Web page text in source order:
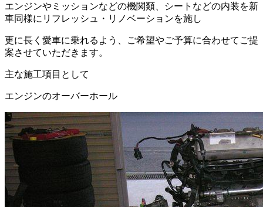
エンジンやミッションなどの機関類、シートなどの内装を新
車同様にリフレッシュ・リノベーションを施し
更に長く愛車に乗れるよう、ご希望やご予算に合わせてご提
案させていただきます。
主な施工項目として
エンジンのオーバーホール